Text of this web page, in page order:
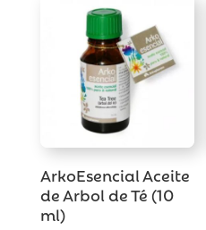
era:
16,95€.13,50€.
ArkoEsencial Aceite
de Arbol de Té (10
ml)